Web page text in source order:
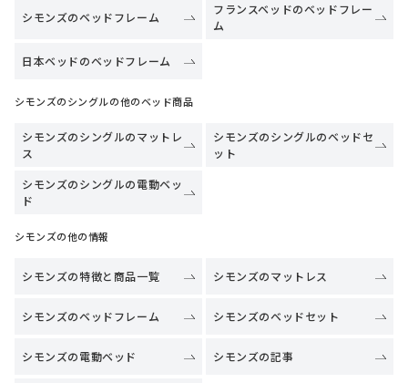
シモンズのベッドフレーム
フランスベッドのベッドフレー
ム
日本ベッドのベッドフレーム
シモンズのシングルの他のベッド商品
シモンズのシングルのマットレ
ス
シモンズのシングルのベッドセ
ット
シモンズのシングルの電動ベッ
ド
シモンズの他の情報
シモンズの特徴と商品一覧 シモンズのマットレス
シモンズのベッドフレーム シモンズのベッドセット
シモンズの電動ベッド シモンズの記事